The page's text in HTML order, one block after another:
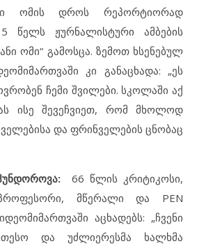
ომის დროს რეპორტიორად
წელს ჟურნალისტური ამბების
ომი“ გამოსცა. ზემოთ ხსენებულ
კი განაცხადა: „ეს
ჩემი შვილები. სკოლაში აქ
ისე შევეჩვიეთ, რომ მხოლოდ
და ფრინველების ცნობაც
66 წლის კრიტიკოსი,
მწერალი და PEN
აცხადებს: „ჩვენი
და უძლიერესმა ხალხმა